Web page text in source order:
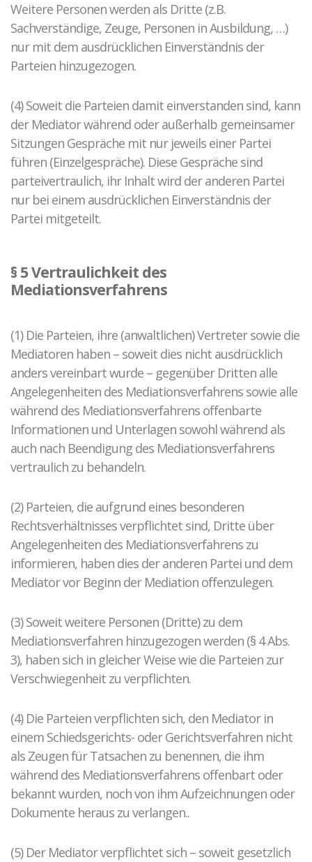
Weitere Personen werden als Dritte (z.B.
Sachverständige, Zeuge, Personen in Ausbildung, …)
nur mit dem ausdrücklichen Einverständnis der
Parteien hinzugezogen.
(4) Soweit die Parteien damit einverstanden sind, kann
der Mediator während oder außerhalb gemeinsamer
Sitzungen Gespräche mit nur jeweils einer Partei
führen (Einzelgespräche). Diese Gespräche sind
parteivertraulich, ihr Inhalt wird der anderen Partei
nur bei einem ausdrücklichen Einverständnis der
Partei mitgeteilt.
§ 5 Vertraulichkeit des
Mediationsverfahrens
(1) Die Parteien, ihre (anwaltlichen) Vertreter sowie die
Mediatoren haben – soweit dies nicht ausdrücklich
anders vereinbart wurde – gegenüber Dritten alle
Angelegenheiten des Mediationsverfahrens sowie alle
während des Mediationsverfahrens offenbarte
Informationen und Unterlagen sowohl während als
auch nach Beendigung des Mediationsverfahrens
vertraulich zu behandeln.
(2) Parteien, die aufgrund eines besonderen
Rechtsverhältnisses verpflichtet sind, Dritte über
Angelegenheiten des Mediationsverfahrens zu
informieren, haben dies der anderen Partei und dem
Mediator vor Beginn der Mediation offenzulegen.
(3) Soweit weitere Personen (Dritte) zu dem
Mediationsverfahren hinzugezogen werden (§ 4 Abs.
3), haben sich in gleicher Weise wie die Parteien zur
Verschwiegenheit zu verpflichten.
(4) Die Parteien verpflichten sich, den Mediator in
einem Schiedsgerichts- oder Gerichtsverfahren nicht
als Zeugen für Tatsachen zu benennen, die ihm
während des Mediationsverfahrens offenbart oder
bekannt wurden, noch von ihm Aufzeichnungen oder
Dokumente heraus zu verlangen..
(5) Der Mediator verpflichtet sich – soweit gesetzlich